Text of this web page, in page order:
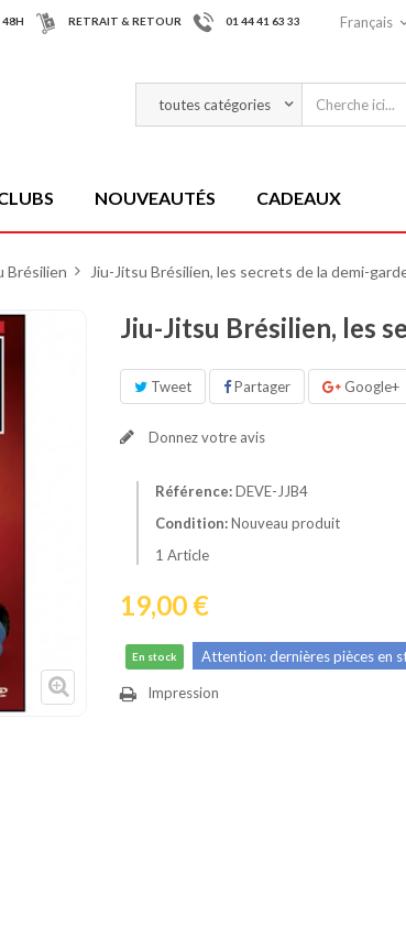
48H RETRAIT & RETOUR 01 44 41 63 33 Français
NOUVEAUTÉS CADEAUX
Brésilien > Jiu-Jitsu Brésilien, les secrets de la demi-
Jiu-Jitsu Brésilien, les
Tweet Partager Google+
Donnez votre avis
Référence:DEVE-JJB4
Condition:Nouveau produit
1 Article
19,00 €
En stock Attention: dernières pièces en
Impression